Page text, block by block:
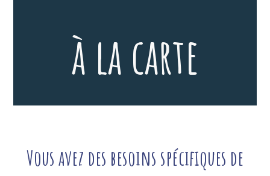
à la carte
Vous avez des besoins spécifiques de